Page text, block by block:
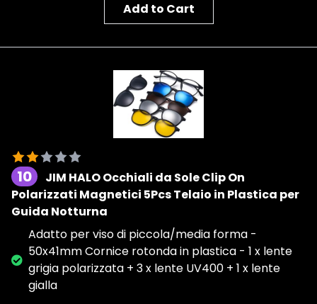
Add to Cart
10
JIM HALO Occhiali da Sole Clip On
Polarizzati Magnetici 5Pcs Telaio in Plastica per
Guida Notturna
Adatto per viso di piccola/media forma -
50x41mm Cornice rotonda in plastica - 1 x lente
grigia polarizzata + 3 x lente UV400 + 1 x lente
gialla